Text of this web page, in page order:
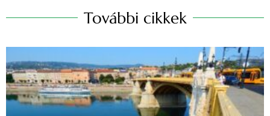
További cikkek